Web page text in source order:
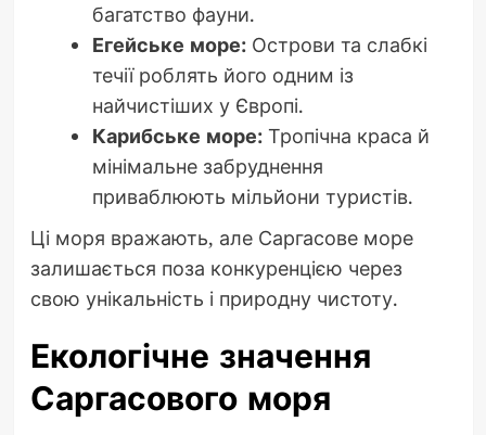
багатство фауни.
Егейське море:Острови та слабкі
течії роблять його одним із
найчистіших у Європі.
Карибське море:Тропічна краса й
мінімальне забруднення
приваблюють мільйони туристів.
Ці моря вражають, але Саргасове море
залишається поза конкуренцією через
свою унікальність і природну чистоту.
Екологічне значення
Саргасового моря